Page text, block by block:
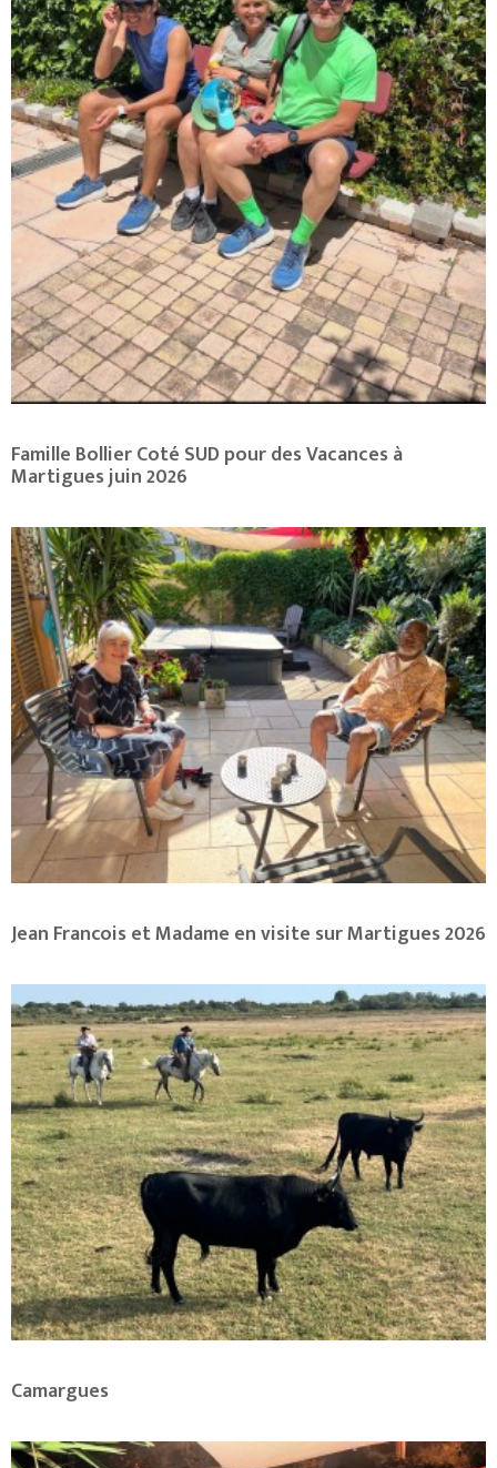
Famille Bollier Coté SUD pour des Vacances à
Martigues juin 2026
Jean Francois et Madame en visite sur Martigues 2026
Camargues